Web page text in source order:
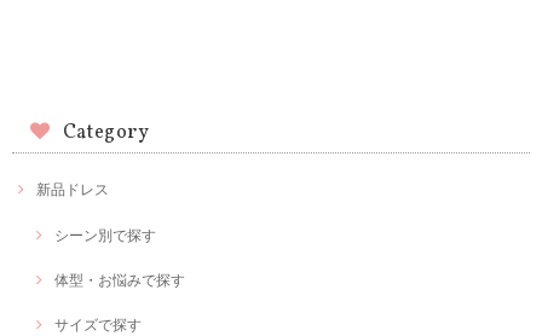
Category
新品ドレス
シーン別で探す
体型・お悩みで探す
サイズで探す